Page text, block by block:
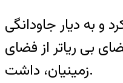
صبح، این جهان را با تلخی رها کرد و به دیار جاودانگی
بی ریاتر از فضای
زمینیان، داشت.